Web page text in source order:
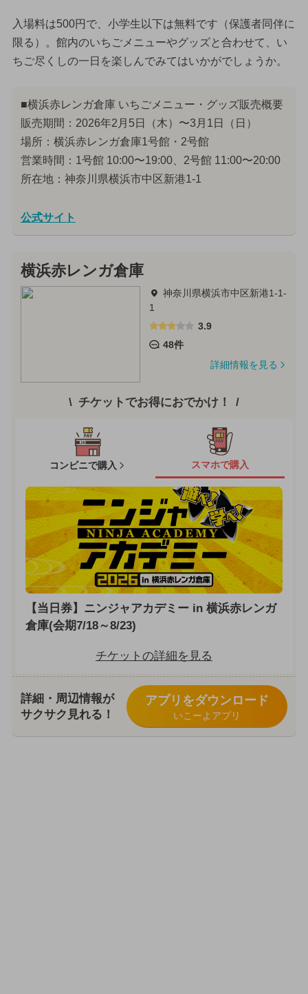
入場料は500円で、小学生以下は無料です（保護者同伴に
限る）。館内のいちごメニューやグッズと合わせて、い
ちご尽くしの一日を楽しんでみてはいかがでしょうか。
■横浜赤レンガ倉庫 いちごメニュー・グッズ販売概要
販売期間：2026年2月5日（木）〜3月1日（日）
場所：横浜赤レンガ倉庫1号館・2号館
営業時間：1号館 10:00〜19:00、2号館 11:00〜20:00
所在地：神奈川県横浜市中区新港1-1
公式サイト
横浜赤レンガ倉庫
神奈川県横浜市中区新港1-1-
1
3.9
48件
詳細情報を見る
チケットでお得におでかけ！
コンビニで購入 スマホで購入
【当日券】ニンジャアカデミー in 横浜赤レンガ
倉庫(会期7/18～8/23)
チケットの詳細を見る
詳細・周辺情報が
サクサク見れる！
アプリをダウンロード
いこーよアプリ